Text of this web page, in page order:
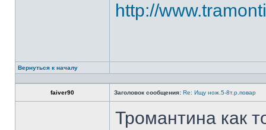
http://
Вернуться к началу
faiver90 Заголовок сообщения: Re: Ищу нож.5-8т.р.повар
Тромантина как